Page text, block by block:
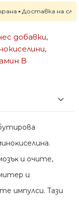
Доставка на
добавки,
,
B
и oчитe,
и
импyлcи. Taзи